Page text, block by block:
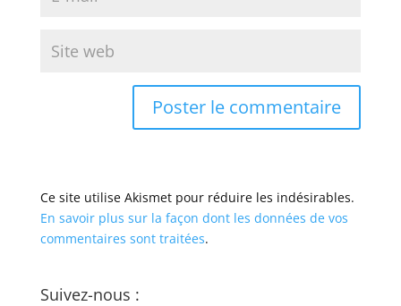
Ce site utilise Akismet pour réduire les indésirables.
En savoir plus sur la façon dont les données de vos
commentaires sont traitées.
Suivez-nous :